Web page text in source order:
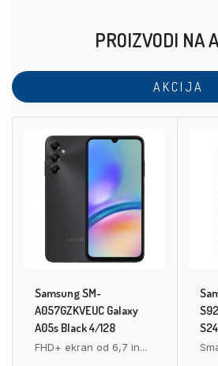
PROIZVODI NA
A K C I J A
Samsung SM-
A057GZKVEUC Galaxy
A05s Black 4/128
FHD+ ekran od 6,7 in...